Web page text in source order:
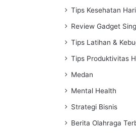
Tips Kesehatan
Review Gadget
Tips Latihan &
Tips Produktivitas
Medan
Mental Health
Strategi Bisnis
Berita Olahraga